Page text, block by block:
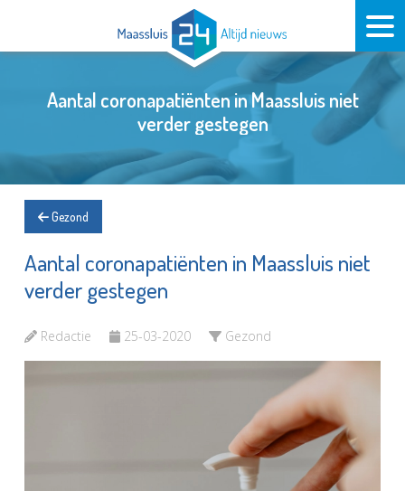
Aantal coronapatiënten in Maassluis niet
verder gestegen
Gezond
Aantal coronapatiënten in Maassluis niet
verder gestegen
Redactie 25-03-2020 Gezond